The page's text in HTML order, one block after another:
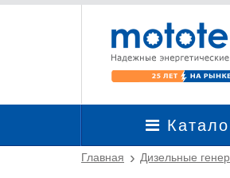
Главная Дизельные